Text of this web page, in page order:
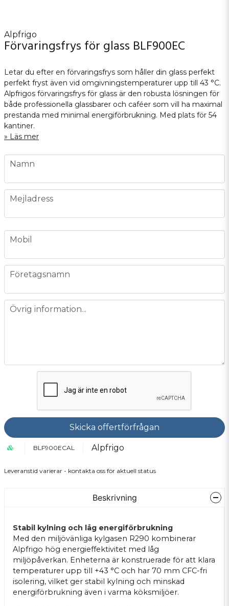
Alpfrigo
Förvaringsfrys för glass BLF900EC
Letar du efter en förvaringsfrys som håller din glass perfekt
perfekt fryst även vid omgivningstemperaturer upp till 43 °C.
Alpfrigos förvaringsfrys för glass är den robusta lösningen för
både professionella glassbarer och caféer som vill ha maximal
prestanda med minimal energiförbrukning. Med plats för 54
kantiner.
Läs mer
name
Namn
email
Mejladress
phone
Mobil
company
Företagsnamn
message
Övrig information...
Skicka offertförfrågan
BLF900ECAL Alpfrigo
Leveranstid varierar - kontakta oss för aktuell status
Beskrivning
Stabil kylning och låg energiförbrukning
Med den miljövänliga kylgasen R290 kombinerar
Alpfrigo hög energieffektivitet med låg
miljöpåverkan. Enheterna är konstruerade för att klara
temperaturer upp till +43 °C och har 70 mm CFC-fri
isolering, vilket ger stabil kylning och minskad
energiförbrukning även i varma köksmiljöer.